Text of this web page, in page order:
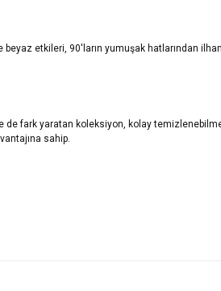
beyaz etkileri, 90'ların yumuşak hatlarından
fark yaratan koleksiyon, kolay
sahip.